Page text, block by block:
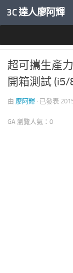
內文下方
3C 達人廖阿輝
超可攜生產
開箱測試 (i5/
由 廖阿輝 · 已發表
GA 瀏覽人氣：0